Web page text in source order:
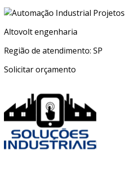
Altovolt engenharia
Região de atendimento: SP
Solicitar orçamento